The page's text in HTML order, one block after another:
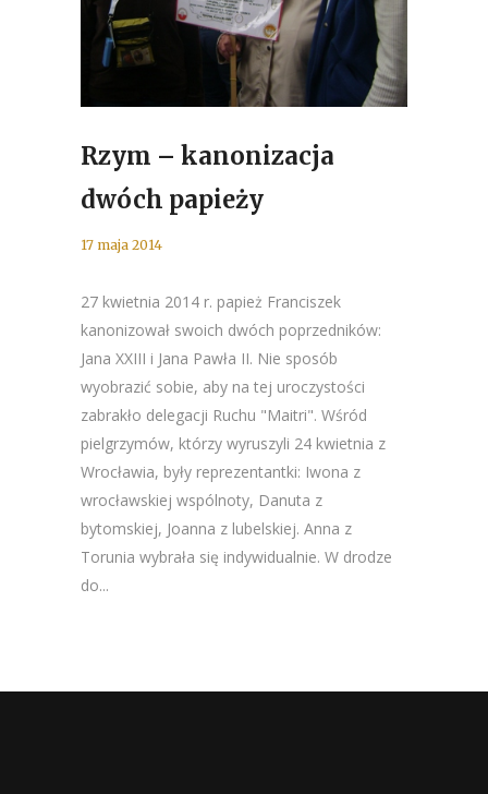
Rzym – kanonizacja
dwóch papieży
17 maja 2014
27 kwietnia 2014 r. papież Franciszek
kanonizował swoich dwóch poprzedników:
Jana XXIII i Jana Pawła II. Nie sposób
wyobrazić sobie, aby na tej uroczystości
zabrakło delegacji Ruchu "Maitri". Wśród
pielgrzymów, którzy wyruszyli 24 kwietnia z
Wrocławia, były reprezentantki: Iwona z
wrocławskiej wspólnoty, Danuta z
bytomskiej, Joanna z lubelskiej. Anna z
Torunia wybrała się indywidualnie. W drodze
do...